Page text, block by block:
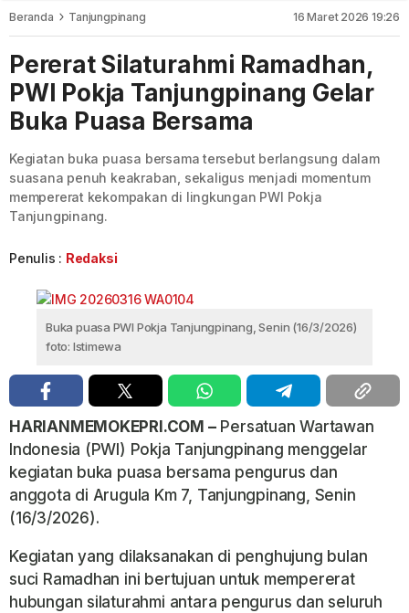
Beranda Tanjungpinang 16 Maret 2026 19:26
Pererat Silaturahmi Ramadhan,
PWI Pokja Tanjungpinang Gelar
Buka Puasa Bersama
Kegiatan buka puasa bersama tersebut berlangsung dalam
suasana penuh keakraban, sekaligus menjadi momentum
mempererat kekompakan di lingkungan PWI Pokja
Tanjungpinang.
Penulis : Redaksi
Buka puasa PWI Pokja Tanjungpinang, Senin (16/3/2026)
foto: Istimewa
HARIANMEMOKEPRI.COM –Persatuan Wartawan
Indonesia (PWI) Pokja Tanjungpinang menggelar
kegiatan buka puasa bersama pengurus dan
anggota di Arugula Km 7, Tanjungpinang, Senin
(16/3/2026).
Kegiatan yang dilaksanakan di penghujung bulan
suci Ramadhan ini bertujuan untuk mempererat
hubungan silaturahmi antara pengurus dan seluruh